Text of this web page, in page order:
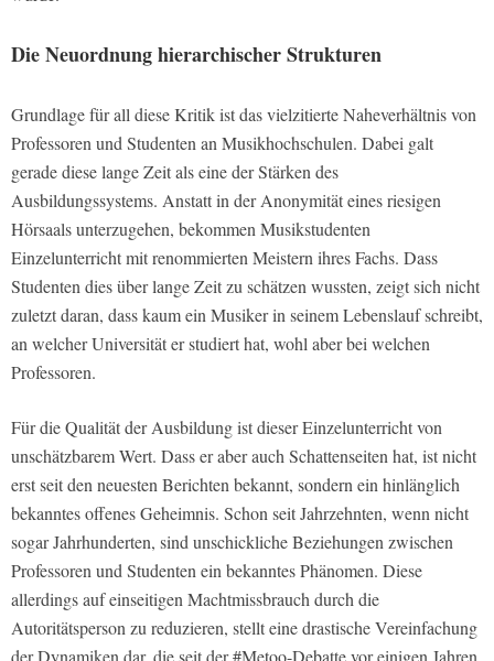
Die Neuordnung hierarchischer Strukturen
Grundlage für all diese Kritik ist das vielzitierte Naheverhältnis von
Professoren und Studenten an Musikhochschulen. Dabei galt
gerade diese lange Zeit als eine der Stärken des
Ausbildungssystems. Anstatt in der Anonymität eines riesigen
Hörsaals unterzugehen, bekommen Musikstudenten
Einzelunterricht mit renommierten Meistern ihres Fachs. Dass
Studenten dies über lange Zeit zu schätzen wussten, zeigt sich nicht
zuletzt daran, dass kaum ein Musiker in seinem Lebenslauf schreibt,
an welcher Universität er studiert hat, wohl aber bei welchen
Professoren.
Für die Qualität der Ausbildung ist dieser Einzelunterricht von
unschätzbarem Wert. Dass er aber auch Schattenseiten hat, ist nicht
erst seit den neuesten Berichten bekannt, sondern ein hinlänglich
bekanntes offenes Geheimnis. Schon seit Jahrzehnten, wenn nicht
sogar Jahrhunderten, sind unschickliche Beziehungen zwischen
Professoren und Studenten ein bekanntes Phänomen. Diese
allerdings auf einseitigen Machtmissbrauch durch die
Autoritätsperson zu reduzieren, stellt eine drastische Vereinfachung
der Dynamiken dar, die seit der #Metoo-Debatte vor einigen Jahren